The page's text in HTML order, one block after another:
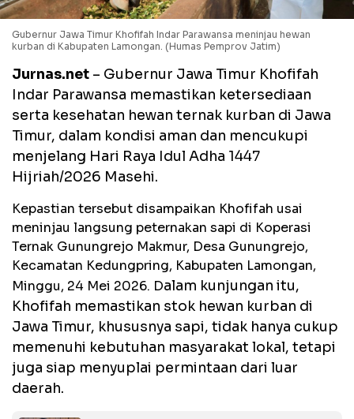
Gubernur Jawa Timur Khofifah Indar Parawansa meninjau hewan
kurban di Kabupaten Lamongan. (Humas Pemprov Jatim)
Jurnas.net – Gubernur Jawa Timur Khofifah
Indar Parawansa memastikan ketersediaan
serta kesehatan hewan ternak kurban di Jawa
Timur, dalam kondisi aman dan mencukupi
menjelang Hari Raya Idul Adha 1447
Hijriah/2026 Masehi.
Kepastian tersebut disampaikan Khofifah usai
meninjau langsung peternakan sapi di Koperasi
Ternak Gunungrejo Makmur, Desa Gunungrejo,
Kecamatan Kedungpring, Kabupaten Lamongan,
Minggu, 24 Mei 2026. Dalam kunjungan itu,
Khofifah memastikan stok hewan kurban di
Jawa Timur, khususnya sapi, tidak hanya cukup
memenuhi kebutuhan masyarakat lokal, tetapi
juga siap menyuplai permintaan dari luar
daerah.